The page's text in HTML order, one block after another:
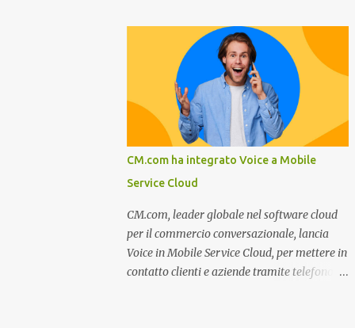
su come rispondere alle aspettative del c...
Novembre e per tutto il mese di Dicembre il
portale e motore di ricerca aziendale
caminisulweb.it , specializzato nel campo
degli impianti di riscaldamento, stufe e
camini, e fumisteria in generale offre la
registrazione gratuita a vantaggio di tutte le
aziende operanti nel settore. E’ possibile
infatti all’interno del sito inserire
gratuitamente i propri dati aziendali,
indirizzi, recapiti, recensione (che verrà
corretta, migliorata e modificata
all’occorrenza da redattori specializzati),
immagini dei prodotti e fino a un massimo
CM.com ha integrato Voice a Mobile
Service Cloud
CM.com, leader globale nel software cloud
per il commercio conversazionale, lancia
Voice in Mobile Service Cloud, per mettere in
contatto clienti e aziende tramite telefono e